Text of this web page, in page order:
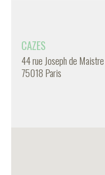
CAZES
44 rue Joseph de Maistre
75018 Paris